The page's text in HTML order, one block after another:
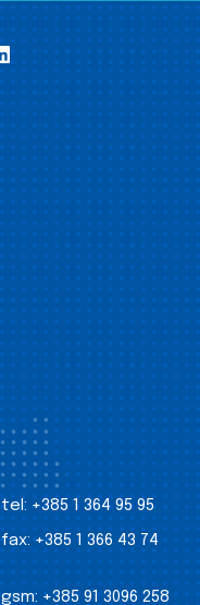
tel: +385 1 364 95 95
fax: +385 1 366 43 74
gsm: +385 91 3096 258